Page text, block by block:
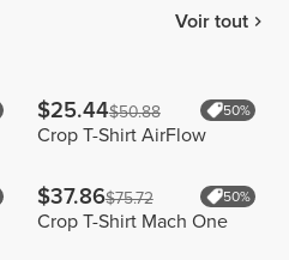
Voir tout
$25.44$50.88 50%
Crop T-Shirt AirFlow
$37.86$75.72 50%
Crop T-Shirt Mach One